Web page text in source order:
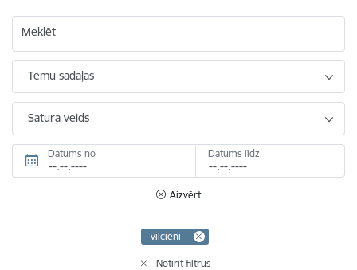
Meklēt
Tēmu sadaļas
Satura veids
Datums no Datums līdz
Aizvērt
vilcieni
Notīrīt filtrus